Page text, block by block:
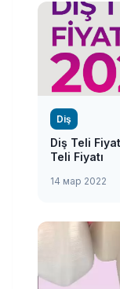
Diş
Diş Teli
Teli Fiyatı
14 мар 2022